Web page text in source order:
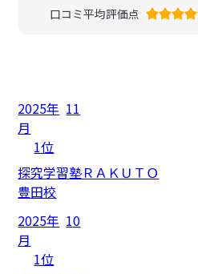
口コミ平均評価点
2025年 11
月
1位
探究学習塾ＲＡＫＵＴＯ
豊田校
2025年 10
月
1位